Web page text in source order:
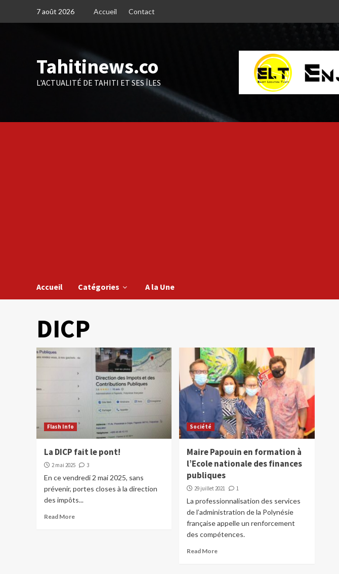
7 août 2026 Accueil Contact
Tahitinews.co
L'ACTUALITÉ DE TAHITI ET SES ÎLES
Accueil Catégories A la Une
DICP
Flash Info
La DICP fait le pont!
2 mai 2025 3
En ce vendredi 2 mai 2025, sans
prévenir, portes closes à la direction
des impôts...
Read More
Société
Maire Papouin en formation à
l’Ecole nationale des finances
publiques
29 juillet 2021 1
La professionnalisation des services
de l’administration de la Polynésie
française appelle un renforcement
des compétences.
Read More